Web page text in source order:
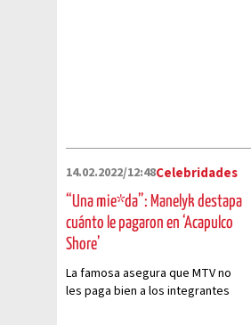
14.02.2022/12:48Celebridades
“Una mie*da”: Manelyk destapa
cuánto le pagaron en ‘Acapulco
Shore’
La famosa asegura que MTV no
les paga bien a los integrantes